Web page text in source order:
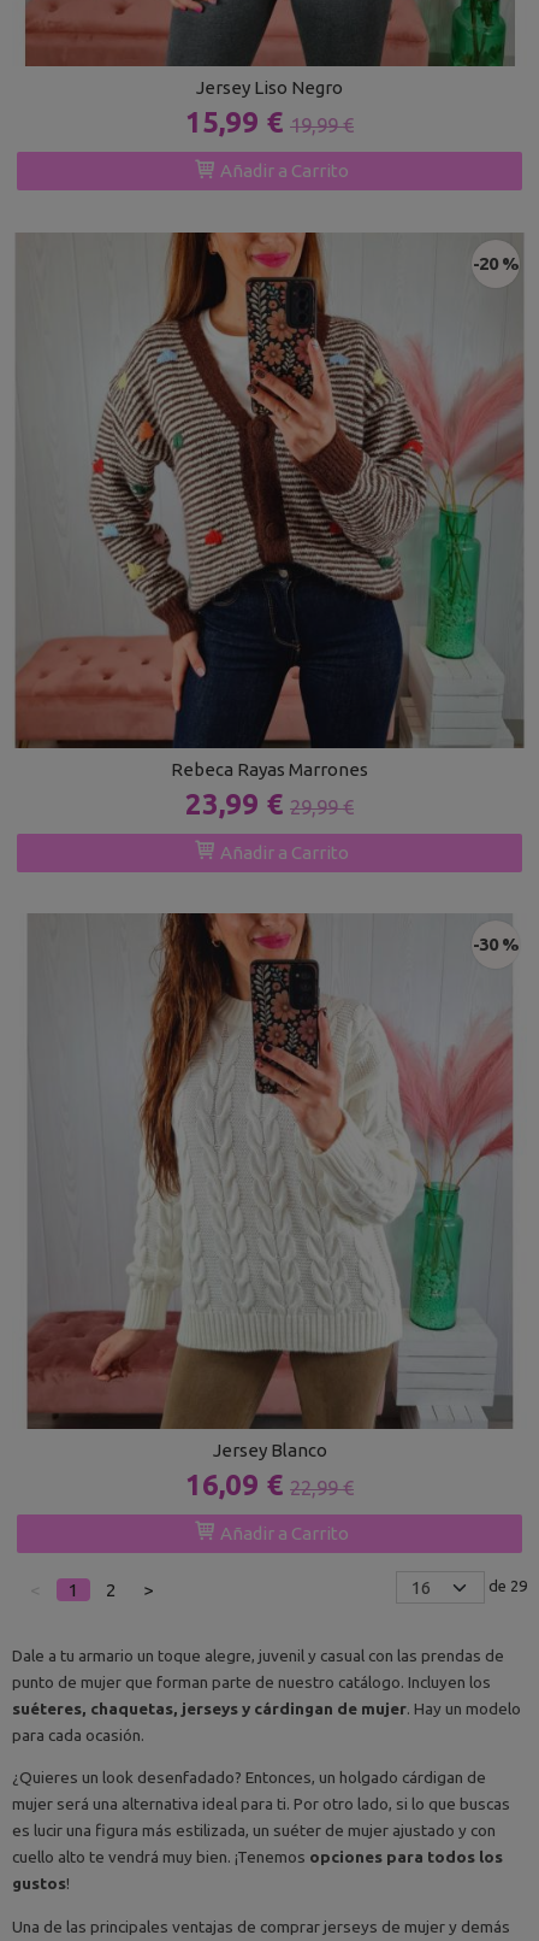
Jersey Liso Negro
15,99 € 19,99 €
Añadir a Carrito
-20 %
Rebeca Rayas Marrones
23,99 € 29,99 €
Añadir a Carrito
-30 %
Jersey Blanco
16,09 € 22,99 €
Añadir a Carrito
1 2 > de 29
Dale a tu armario un toque alegre, juvenil y casual con las prendas de
punto de mujer que forman parte de nuestro catálogo. Incluyen los
suéteres, chaquetas, jerseys y cárdingan de mujer. Hay un modelo
para cada ocasión.
¿Quieres un look desenfadado? Entonces, un holgado cárdigan de
mujer será una alternativa ideal para ti. Por otro lado, si lo que buscas
es lucir una figura más estilizada, un suéter de mujer ajustado y con
cuello alto te vendrá muy bien. ¡Tenemos opciones para todos los
gustos!
Una de las principales ventajas de comprar jerseys de mujer y demás